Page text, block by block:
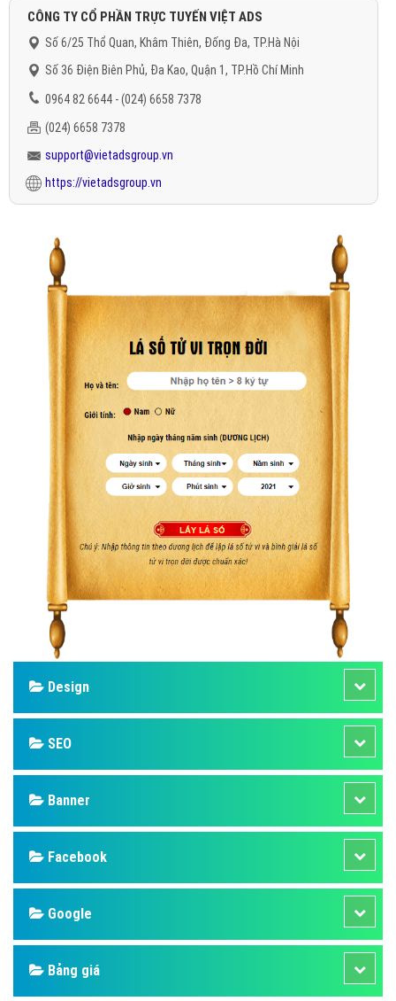
CÔNG TY CỔ PHẦN TRỰC TUYẾN VIỆT ADS
Số 6/25 Thổ Quan, Khâm Thiên, Đống Đa, TP.Hà Nội
Số 36 Điện Biên Phủ, Đa Kao, Quận 1, TP.Hồ Chí Minh
0964 82 6644 - (024) 6658 7378
(024) 6658 7378
support@vietadsgroup.vn
https://vietadsgroup.vn
Design
SEO
Banner
Facebook
Google
Bảng giá